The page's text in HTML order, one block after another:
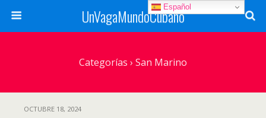
UnVagaMundoCubano
Categorías › San Marino
OCTUBRE 18, 2024
Español